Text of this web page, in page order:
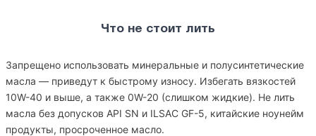
Что не стоит лить
Запрещено использовать минеральные и полусинтетические
масла — приведут к быстрому износу. Избегать вязкостей
10W-40 и выше, а также 0W-20 (слишком жидкие). Не лить
масла без допусков API SN и ILSAC GF-5, китайские ноунейм
продукты, просроченное масло.